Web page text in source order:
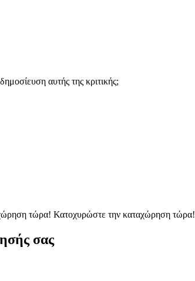
αυτής της κριτικής;
τώρα! Κατοχυρώστε την καταχώρηση τώρα!
σας